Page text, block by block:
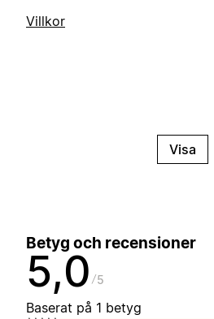
Villkor
Visa
Betyg och recensioner
5,0 5
Baserat på 1 betyg